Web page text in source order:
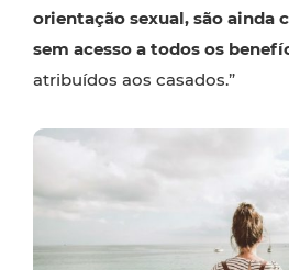
orientação sexual, são ainda
sem acesso a todos os
atribuídos aos casados.”